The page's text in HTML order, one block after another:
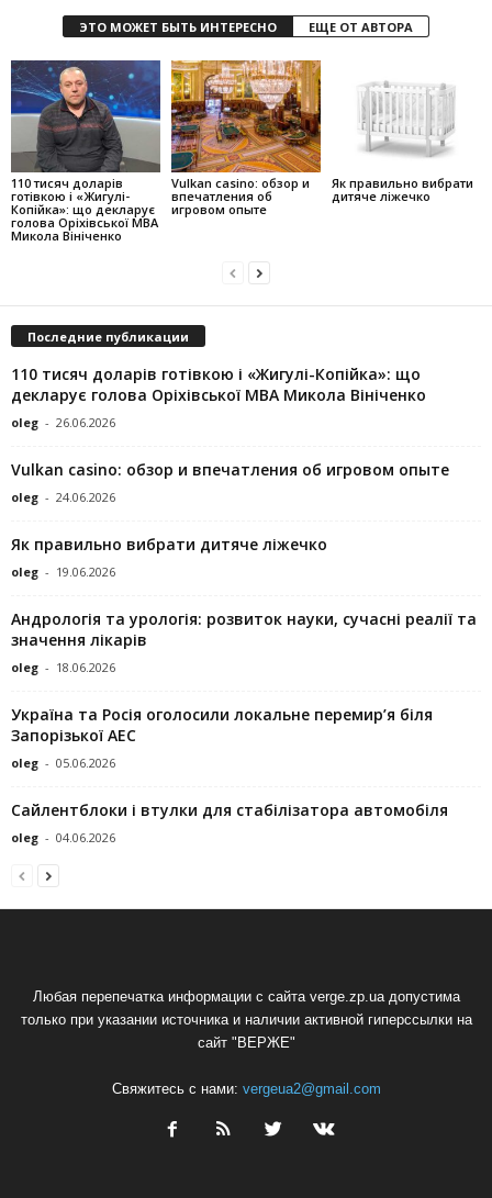
ЭТО МОЖЕТ БЫТЬ ИНТЕРЕСНО ЕЩЕ ОТ АВТОРА
110 тисяч доларів
готівкою і «Жигулі-
Копійка»: що декларує
голова Оріхівської МВА
Микола Вініченко
Vulkan casino: обзор и
впечатления об
игровом опыте
Як правильно вибрати
дитяче ліжечко
Последние публикации
110 тисяч доларів готівкою і «Жигулі-Копійка»: що
декларує голова Оріхівської МВА Микола Вініченко
oleg - 26.06.2026
Vulkan casino: обзор и впечатления об игровом опыте
oleg - 24.06.2026
Як правильно вибрати дитяче ліжечко
oleg - 19.06.2026
Андрологія та урологія: розвиток науки, сучасні реалії та
значення лікарів
oleg - 18.06.2026
Україна та Росія оголосили локальне перемир’я біля
Запорізької АЕС
oleg - 05.06.2026
Сайлентблоки і втулки для стабілізатора автомобіля
oleg - 04.06.2026
Любая перепечатка информации с сайта verge.zp.ua допустима
только при указании источника и наличии активной гиперссылки на
сайт "ВЕРЖЕ"
Свяжитесь с нами: vergeua2@gmail.com